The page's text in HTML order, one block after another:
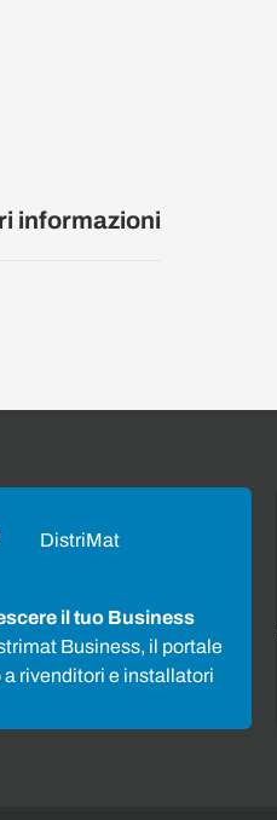
informazioni
il tuo Business
Business, il portale
rivenditori e installatori